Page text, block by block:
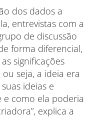
dos dados a
entrevistas com a
de discussão
forma diferencial,
significações
seja, a ideia era
ideias e
e como ela poderia
explica a